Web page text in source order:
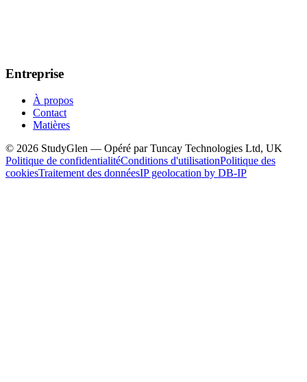
Entreprise
À propos
Contact
Matières
© 2026 StudyGlen — Opéré par Tuncay Technologies Ltd, UK
Politique de confidentialitéConditions d'utilisationPolitique des
cookiesTraitement des donnéesIP geolocation by DB-IP